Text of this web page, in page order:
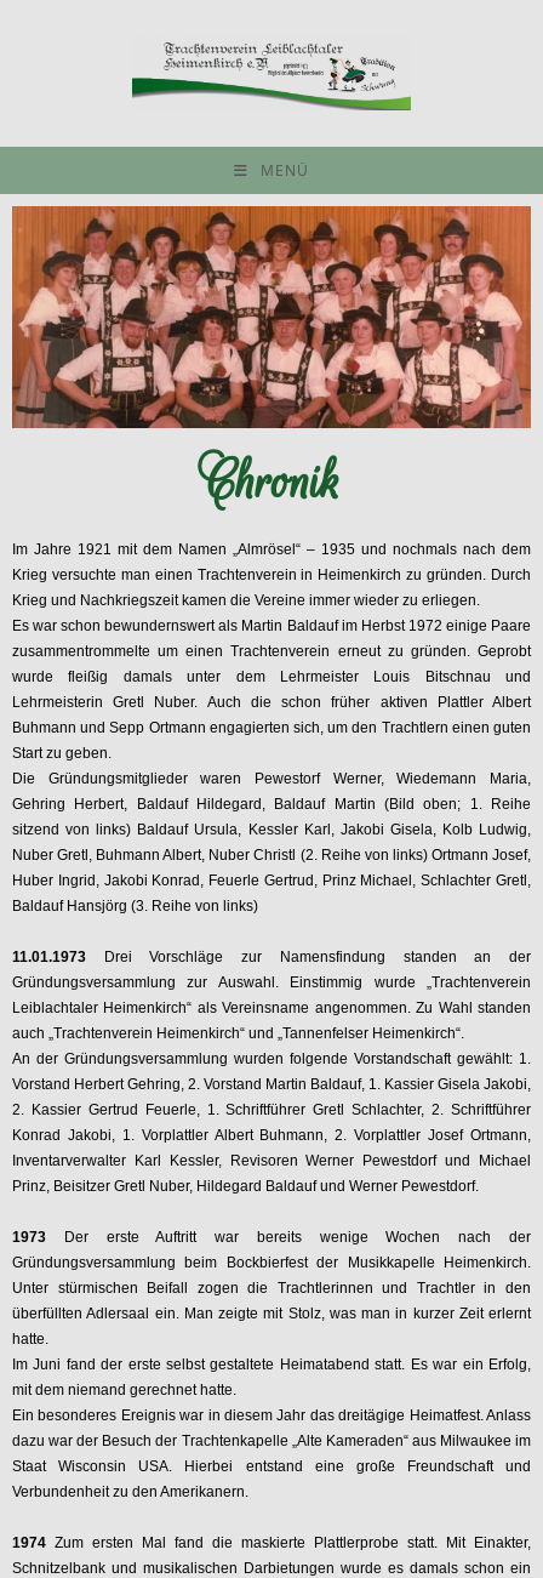
MENÜ
Chronik
Im Jahre 1921 mit dem Namen „Almrösel“ – 1935 und nochmals nach dem
Krieg versuchte man einen Trachtenverein in Heimenkirch zu gründen. Durch
Krieg und Nachkriegszeit kamen die Vereine immer wieder zu erliegen.
Es war schon bewundernswert als Martin Baldauf im Herbst 1972 einige Paare
zusammentrommelte um einen Trachtenverein erneut zu gründen. Geprobt
wurde fleißig damals unter dem Lehrmeister Louis Bitschnau und
Lehrmeisterin Gretl Nuber. Auch die schon früher aktiven Plattler Albert
Buhmann und Sepp Ortmann engagierten sich, um den Trachtlern einen guten
Start zu geben.
Die Gründungsmitglieder waren Pewestorf Werner, Wiedemann Maria,
Gehring Herbert, Baldauf Hildegard, Baldauf Martin (Bild oben; 1. Reihe
sitzend von links) Baldauf Ursula, Kessler Karl, Jakobi Gisela, Kolb Ludwig,
Nuber Gretl, Buhmann Albert, Nuber Christl (2. Reihe von links) Ortmann Josef,
Huber Ingrid, Jakobi Konrad, Feuerle Gertrud, Prinz Michael, Schlachter Gretl,
Baldauf Hansjörg (3. Reihe von links)
11.01.1973 Drei Vorschläge zur Namensfindung standen an der
Gründungsversammlung zur Auswahl. Einstimmig wurde „Trachtenverein
Leiblachtaler Heimenkirch“ als Vereinsname angenommen. Zu Wahl standen
auch „Trachtenverein Heimenkirch“ und „Tannenfelser Heimenkirch“.
An der Gründungsversammlung wurden folgende Vorstandschaft gewählt: 1.
Vorstand Herbert Gehring, 2. Vorstand Martin Baldauf, 1. Kassier Gisela Jakobi,
2. Kassier Gertrud Feuerle, 1. Schriftführer Gretl Schlachter, 2. Schriftführer
Konrad Jakobi, 1. Vorplattler Albert Buhmann, 2. Vorplattler Josef Ortmann,
Inventarverwalter Karl Kessler, Revisoren Werner Pewestdorf und Michael
Prinz, Beisitzer Gretl Nuber, Hildegard Baldauf und Werner Pewestdorf.
1973 Der erste Auftritt war bereits wenige Wochen nach der
Gründungsversammlung beim Bockbierfest der Musikkapelle Heimenkirch.
Unter stürmischen Beifall zogen die Trachtlerinnen und Trachtler in den
überfüllten Adlersaal ein. Man zeigte mit Stolz, was man in kurzer Zeit erlernt
hatte.
Im Juni fand der erste selbst gestaltete Heimatabend statt. Es war ein Erfolg,
mit dem niemand gerechnet hatte.
Ein besonderes Ereignis war in diesem Jahr das dreitägige Heimatfest. Anlass
dazu war der Besuch der Trachtenkapelle „Alte Kameraden“ aus Milwaukee im
Staat Wisconsin USA. Hierbei entstand eine große Freundschaft und
Verbundenheit zu den Amerikanern.
1974 Zum ersten Mal fand die maskierte Plattlerprobe statt. Mit Einakter,
Schnitzelbank und musikalischen Darbietungen wurde es damals schon ein